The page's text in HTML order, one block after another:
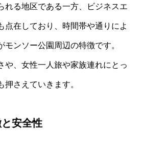
れる地区である一方、ビジネスエ
点在しており、時間帯や通りによ
モンソー公園周辺の特徴です。
や、女性一人旅や家族連れにとっ
さえていきます。
安全性